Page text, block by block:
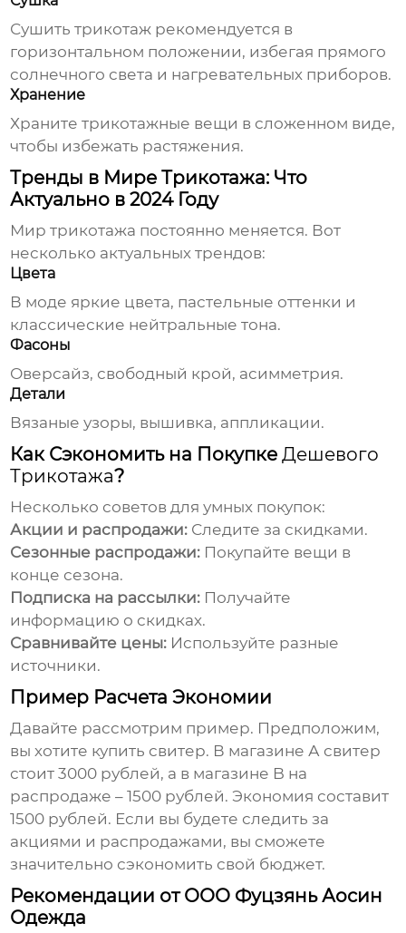
Сушить трикотаж рекомендуется в
горизонтальном положении, избегая прямого
солнечного света и нагревательных приборов.
Хранение
Храните трикотажные вещи в сложенном виде,
чтобы избежать растяжения.
Тренды в Мире Трикотажа: Что
Актуально в 2024 Году
Мир трикотажа постоянно меняется. Вот
несколько актуальных трендов:
Цвета
В моде яркие цвета, пастельные оттенки и
классические нейтральные тона.
Фасоны
Оверсайз, свободный крой, асимметрия.
Детали
Вязаные узоры, вышивка, аппликации.
Как Сэкономить на ПокупкеДешевого
Трикотажа?
Несколько советов для умных покупок:
Акции и распродажи: Следите за скидками.
Сезонные распродажи: Покупайте вещи в
конце сезона.
Подписка на рассылки: Получайте
информацию о скидках.
Сравнивайте цены: Используйте разные
источники.
Пример Расчета Экономии
Давайте рассмотрим пример. Предположим,
вы хотите купить свитер. В магазине А свитер
стоит 3000 рублей, а в магазине B на
распродаже – 1500 рублей. Экономия составит
1500 рублей. Если вы будете следить за
акциями и распродажами, вы сможете
значительно сэкономить свой бюджет.
Рекомендации от ООО Фуцзянь Аосин
Одежда